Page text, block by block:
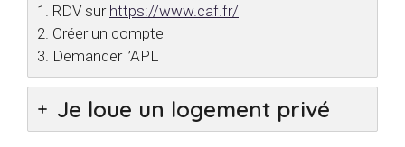
1. RDV sur https://www.caf.fr/
2. Créer un compte
3. Demander l’APL
Je loue un logement privé